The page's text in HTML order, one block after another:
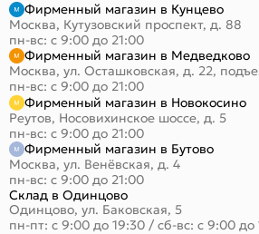
Фирменный магазин в Кунцево
Москва, Кутузовский проспект, д. 88
пн-вс: с 9:00 до 21:00
Фирменный магазин в Медведково
Москва, ул. Осташковская, д. 22,
пн-вс: с 9:00 до 21:00
Фирменный магазин в Новокосино
Реутов, Носовихинское шоссе, д. 5
пн-вс: с 9:00 до 21:00
Фирменный магазин в Бутово
Москва, ул. Венёвская, д. 4
пн-вс: с 9:00 до 21:00
Склад в Одинцово
Одинцово, ул. Баковская, 5
пн-пт: с 9:00 до 19:30 / сб-вс: с 9:00 до